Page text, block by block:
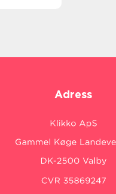
Adress